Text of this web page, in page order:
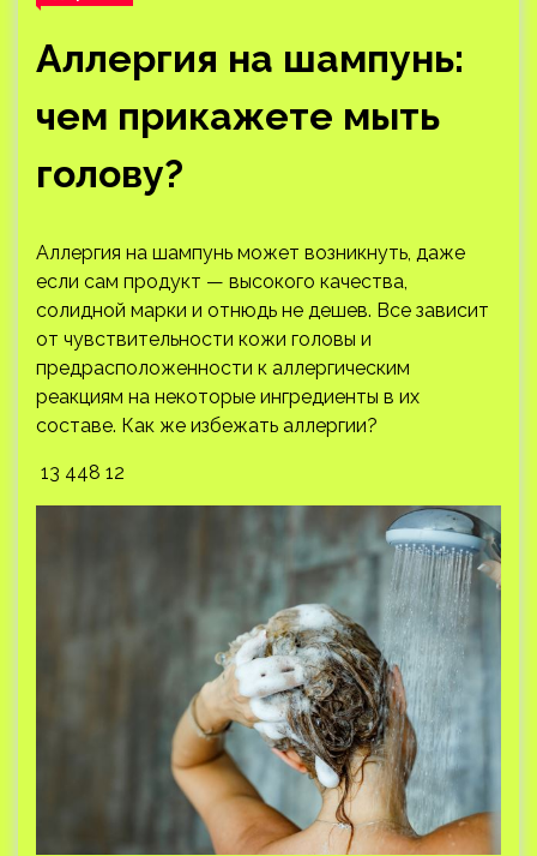
Аллергия на шампунь:
чем прикажете мыть
голову?
Аллергия на шампунь может возникнуть, даже
если сам продукт — высокого качества,
солидной марки и отнюдь не дешев. Все зависит
от чувствительности кожи головы и
предрасположенности к аллергическим
реакциям на некоторые ингредиенты в их
составе. Как же избежать аллергии?
13 448 12